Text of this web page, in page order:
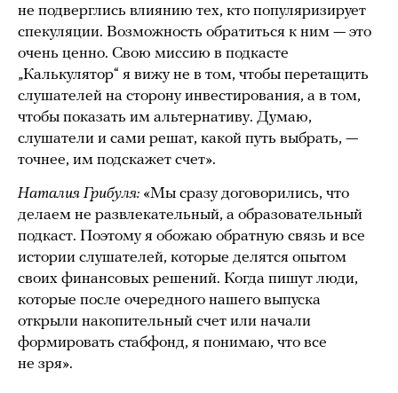
не подверглись влиянию тех, кто популяризирует
спекуляции. Возможность обратиться к ним — это
очень ценно. Свою миссию в подкасте
„Калькулятор“ я вижу не в том, чтобы перетащить
слушателей на сторону инвестирования, а в том,
чтобы показать им альтернативу. Думаю,
слушатели и сами решат, какой путь выбрать, —
точнее, им подскажет счет».
Наталия Грибуля: «Мы сразу договорились, что
делаем не развлекательный, а образовательный
подкаст. Поэтому я обожаю обратную связь и все
истории слушателей, которые делятся опытом
своих финансовых решений. Когда пишут люди,
которые после очередного нашего выпуска
открыли накопительный счет или начали
формировать стабфонд, я понимаю, что все
не зря».